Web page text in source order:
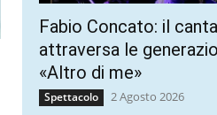
Fabio Concato: il
attraversa le
«Altro di me»
Spettacolo 2 Agosto 2026